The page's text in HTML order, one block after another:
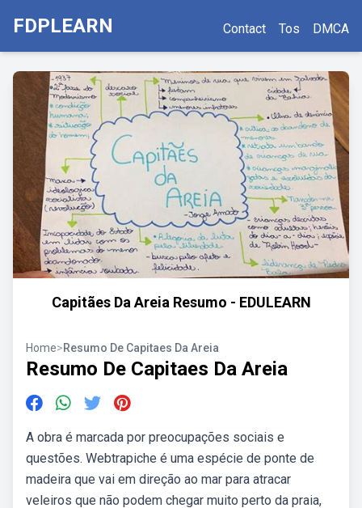
FDPLEARN Contact Tos DMCA
Capitães Da Areia Resumo - EDULEARN
Home>Resumo De Capitaes Da Areia
Resumo De Capitaes Da Areia
A obra é marcada por preocupações sociais e
questões. Webtrapiche é uma espécie de ponte de
madeira que vai em direção ao mar para atracar
veleiros que não podem chegar muito perto da praia,